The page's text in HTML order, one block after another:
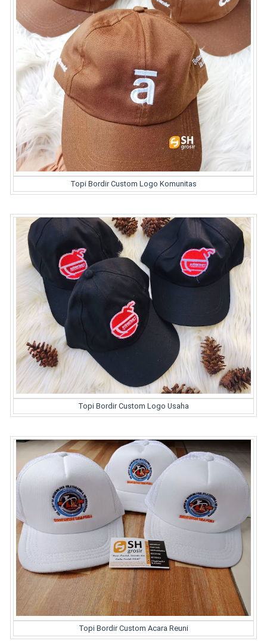
Topi Bordir Custom Logo Komunitas
Topi Bordir Custom Logo Usaha
Topi Bordir Custom Acara Reuni